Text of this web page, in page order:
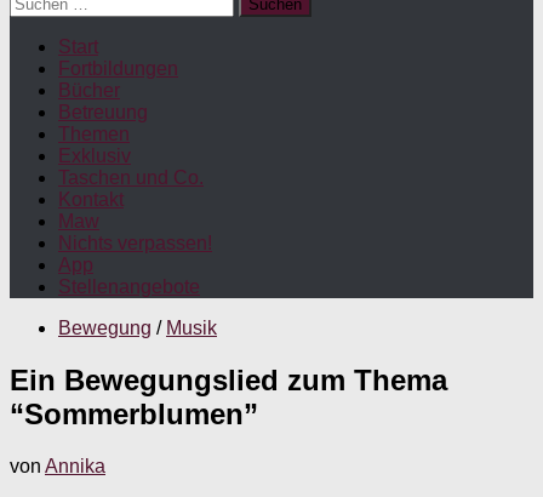
nach:
Start
Fortbildungen
Bücher
Betreuung
Themen
Exklusiv
Taschen und Co.
Kontakt
Maw
Nichts verpassen!
App
Stellenangebote
Bewegung / Musik
Ein Bewegungslied zum Thema
“Sommerblumen”
von Annika